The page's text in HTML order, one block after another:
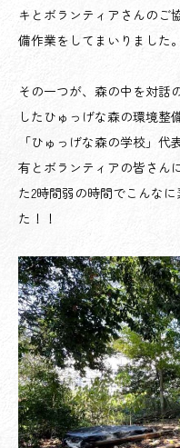
キとボランティアさんのご
備作業をしてまいりました。
その一つが、森の中を対話
したひゅっげな森の環境整備
「ひゅっげな森の学校」
有とボランティアの皆さん
た2時間弱の時間でこんな
た！！